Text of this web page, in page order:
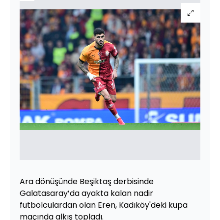
Ara dönüşünde Beşiktaş derbisinde
Galatasaray’da ayakta kalan nadir
futbolculardan olan Eren, Kadıköy'deki kupa
maçında alkış topladı.